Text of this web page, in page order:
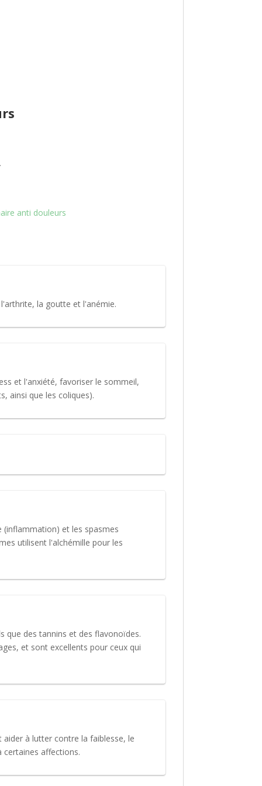
anti douleurs
la goutte et l'anémie.
et l'anxiété, favoriser le sommeil,
ainsi que les coliques).
(inflammation) et les spasmes
utilisent l'alchémille pour les
que des tannins et des flavonoïdes.
et sont excellents pour ceux qui
à lutter contre la faiblesse, le
certaines affections.